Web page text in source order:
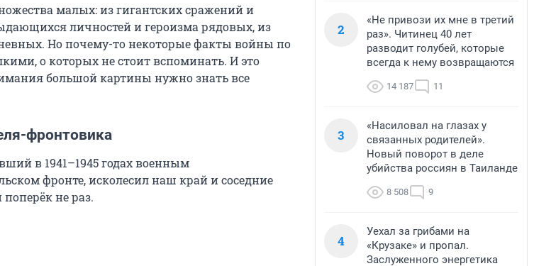
малых: из гигантских сражений и
личностей и героизма рядовых, из
Но почему-то некоторые факты войны по
о которых не стоит вспоминать. И это
большой картины нужно знать все
фронтовика
в 1941–1945 годах военным
фронте, исколесил наш край и соседние
не раз.
2
«Не привози их мне в третий
раз». Читинец 40 лет
разводит голубей, которые
всегда к нему возвращаются
14 187 11
3
«Насиловал на глазах у
связанных родителей».
Новый поворот в деле
убийства россиян в Таиланде
8 508 9
4
Уехал за грибами на
«Крузаке» и пропал.
Заслуженного энергетика